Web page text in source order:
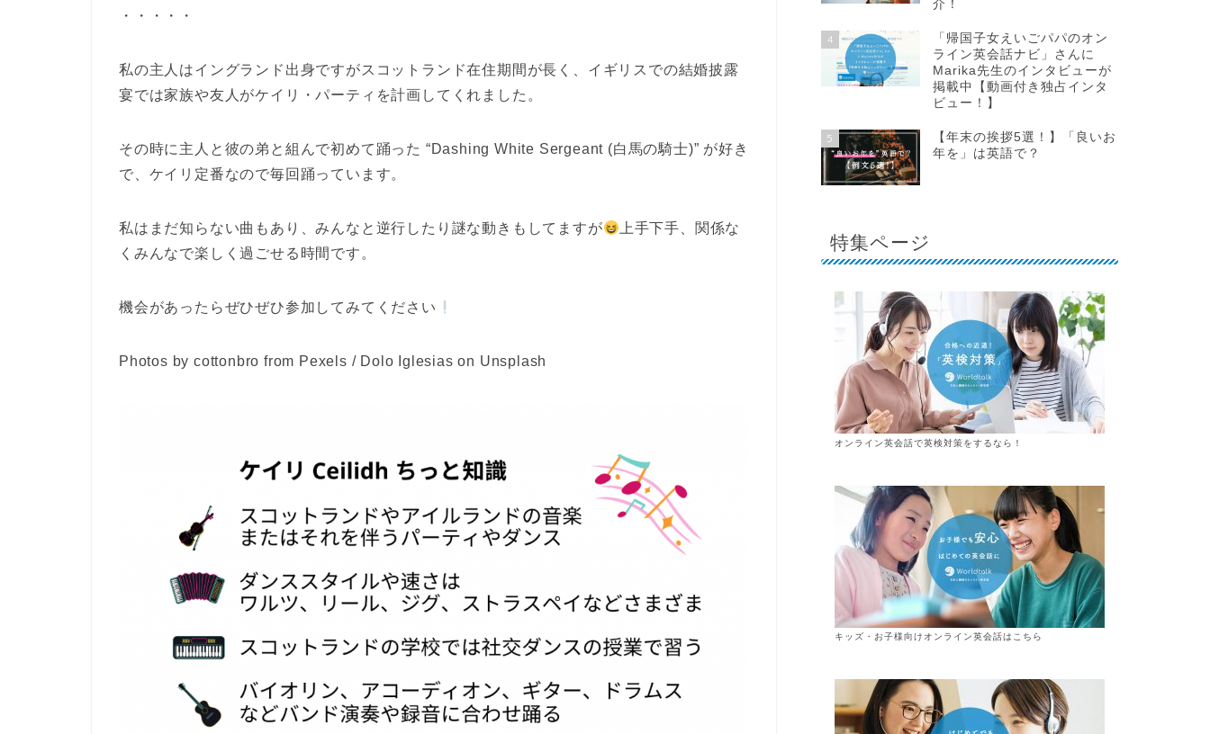
・・・・・
私の主人はイングランド出身ですがスコットランド在住期間が長く、イギリスでの結婚披露
宴では家族や友人がケイリ・パーティを計画してくれました。
その時に主人と彼の弟と組んで初めて踊った “Dashing White Sergeant (白馬の騎士)” が好き
で、ケイリ定番なので毎回踊っています。
私はまだ知らない曲もあり、みんなと逆行したり謎な動きもしてますが
上手下手、関係な
くみんなで楽しく過ごせる時間です。
機会があったらぜひぜひ参加してみてください
Photos by cottonbro from Pexels / Dolo Iglesias on Unsplash
介！
4
「帰国子女えいごパパのオン
ライン英会話ナビ」さんに
Marika先生のインタビューが
掲載中【動画付き独占インタ
ビュー！】
5
【年末の挨拶5選！】「良いお
年を」は英語で？
特集ページ
オンライン英会話で英検対策をするなら！
キッズ・お子様向けオンライン英会話はこちら